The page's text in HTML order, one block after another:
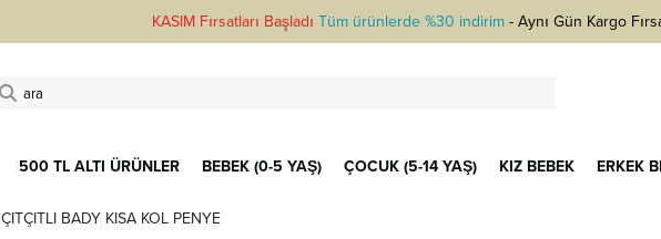
KASIM Fırsatları Başladı Tüm ürünlerde %30 indirim- Aynı Gün Kargo
500 TL ALTI ÜRÜNLER BEBEK (0-5 YAŞ) ÇOCUK (5-14 YAŞ) KIZ BEBEK ERKEK
ÇITÇITLI BADY KISA KOL PENYE